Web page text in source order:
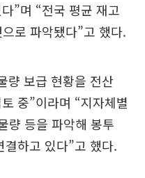
”며 “전국 평균 재고
로 파악됐다”고 했다.
량 보급 현황을 전산
중”이라며 “지자체별
량 등을 파악해 봉투
하고 있다”고 했다.